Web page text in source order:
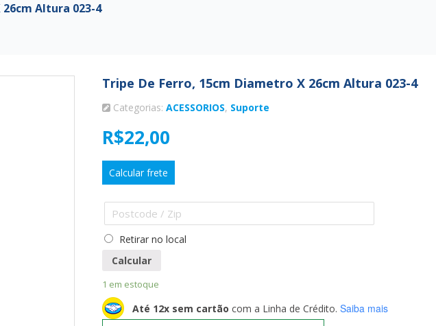
Altura 023-4
Tripe De Ferro, 15cm Diametro X 26cm Altura 023-4
Categorias:ACESSORIOS, Suporte
R$22,00
Calcular frete
Retirar no local
Calcular
1 em estoque
Até 12x sem cartão com a Linha de Crédito. Saiba mais